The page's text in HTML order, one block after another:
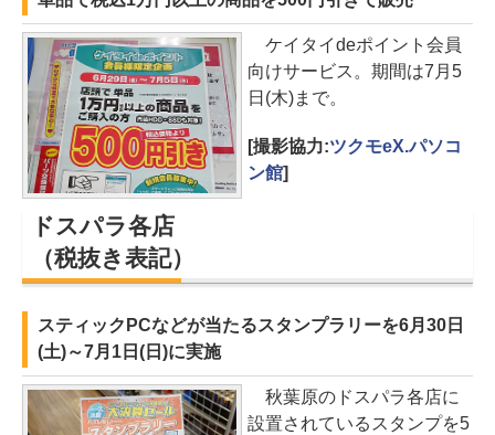
ケイタイdeポイント会員
向けサービス。期間は7月5
日(木)まで。
[撮影協力:ツクモeX.パソコ
ン館]
ドスパラ各店
（税抜き表記）
スティックPCなどが当たるスタンプラリーを6月30日
(土)～7月1日(日)に実施
秋葉原のドスパラ各店に
設置されているスタンプを5